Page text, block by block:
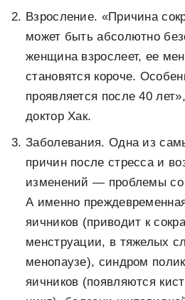
Взросление. «Причина
может быть абсолютно
женщина взрослеет, ее
становятся короче.
проявляется после 40
доктор Хак.
Заболевания. Одна из
причин после стресса и
изменений — проблемы со
А именно
яичников (приводит к
менструации, в тяжелых
менопаузе), синдром
яичников (появляются